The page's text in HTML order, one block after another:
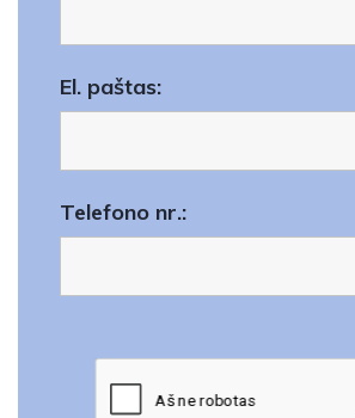
El. paštas:
Telefono nr.: